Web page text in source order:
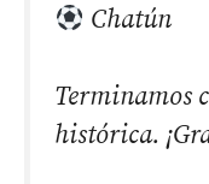
Chatún
Terminamos
histórica.